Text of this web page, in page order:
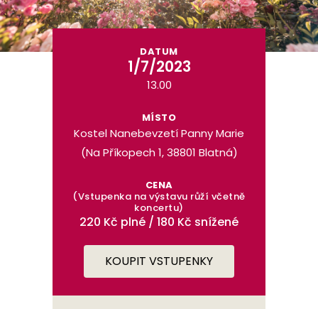
DATUM
1/7/2023
13.00
MÍSTO
Kostel Nanebevzetí Panny Marie
(Na Příkopech 1, 38801 Blatná)
CENA
(Vstupenka na výstavu růží včetně
koncertu)
220 Kč plné / 180 Kč snížené
KOUPIT VSTUPENKY